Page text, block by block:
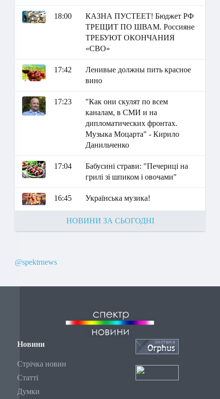
18:00
КАЗНА ПУСТЕЕТ! Бюджет РФ
ТРЕЩИТ ПО ШВАМ. Россияне
ТРЕБУЮТ ОКОНЧАНИЯ
«СВО»
17:42
Ленивые должны пить красное
вино
17:23
"Как они скулят по всем
каналам, в СМИ и на
дипломатических фронтах.
Музыка Моцарта" - Кирило
Данильченко
17:04
Бабусині страви: "Печериці на
грилі зі шпиком і овочами"
16:45 Українська музика!
НОВИНИ ЗА СЬОГОДНІ
@spektrnews
Новини
Стрічка новин
Статті
Думки